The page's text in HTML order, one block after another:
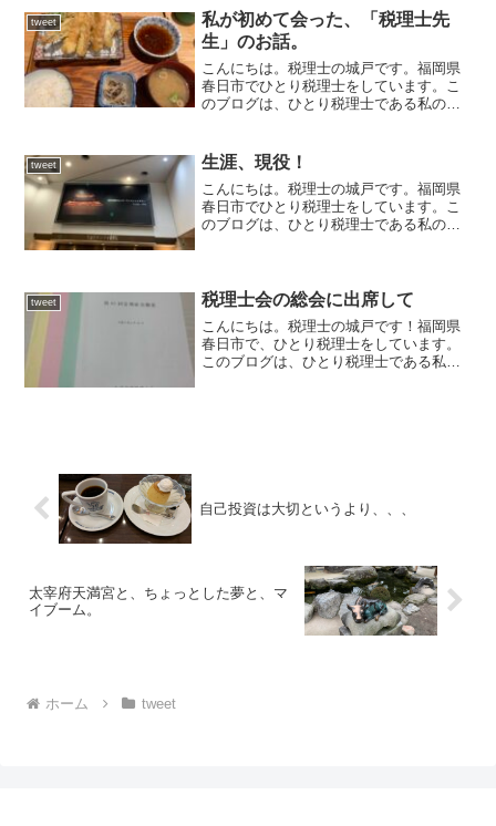
キテキスパイス焼きと、デ...
tweet
私が初めて会った、「税理士先
生」のお話。
こんにちは。税理士の城戸です。福岡県
春日市でひとり税理士をしています。こ
のブログは、ひとり税理士である私の日
私が初めて会った「税理士先生」のお話
です。やることなすこと上...
tweet 生涯、現役！
こんにちは。税理士の城戸です。福岡県
春日市でひとり税理士をしています。こ
のブログは、ひとり税理士である私の日
齋藤悌子さんのライブを見...
tweet 税理士会の総会に出席して
こんにちは。税理士の城戸です！福岡県
春日市で、ひとり税理士をしています。
このブログは、ひとり税理士である私の
自己投資は大切というより、、、
太宰府天満宮と、ちょっとした夢と、マ
イブーム。
ホーム tweet